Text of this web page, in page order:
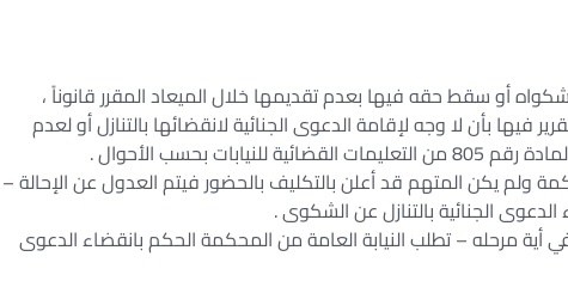
أو سقط حقه فيها بعدم تقديمها خلال الميعاد المقرر قانوناً ،
فيها بأن لا وجه لإقامة الدعوى الجنائية لانقضائها بالتنازل أو لعدم
بحسب الأحوال .
ولم يكن المتهم قد أعلن بالتكليف بالحضور فيتم العدول عن الإحالة –
الجنائية بالتنازل عن الشكوى .
أية مرحله – تطلب النيابة العامة من المحكمة الحكم بانقضاء الدعوى